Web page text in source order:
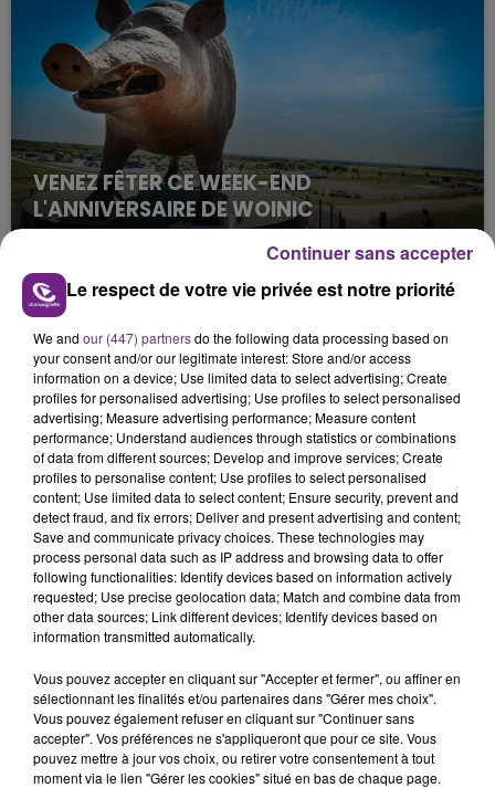
VENEZ FÊTER CE WEEK-END
L'ANNIVERSAIRE DE WOINIC
Ce samedi 8 août sera un grand jour :
l'anniversaire du plus gros sanglier du monde.
Une fête est donc organisée et vous êtes tous
conviés !
TITRES DIFFUSÉS
6h16
6h16
MYLES SMITH & NIALL HORAN
Drive Safe
6h11
6h11
FRERO DELAVEGA
Sweet Darling
6h08
6h08 6h04
6h04
Le respect de votre vie privée est notre priorité
We and our (447) partnersdo the following data processing based on
your consent and/or our legitimate interest: Store and/or access
information on a device; Use limited data to select advertising; Create
profiles for personalised advertising; Use profiles to select personalised
advertising; Measure advertising performance; Measure content
performance; Understand audiences through statistics or combinations
of data from different sources; Develop and improve services; Create
profiles to personalise content; Use profiles to select personalised
content; Use limited data to select content; Ensure security, prevent and
detect fraud, and fix errors; Deliver and present advertising and content;
Save and communicate privacy choices. These technologies may
process personal data such as IP address and browsing data to offer
following functionalities: Identify devices based on information actively
requested; Use precise geolocation data; Match and combine data from
other data sources; Link different devices; Identify devices based on
information transmitted automatically.
Vous pouvez accepter en cliquant sur "Accepter et fermer", ou affiner en
sélectionnant les finalités et/ou partenaires dans "Gérer mes choix".
Vous pouvez également refuser en cliquant sur "Continuer sans
accepter". Vos préférences ne s'appliqueront que pour ce site. Vous
pouvez mettre à jour vos choix, ou retirer votre consentement à tout
moment via le lien "Gérer les cookies" situé en bas de chaque page.
Continuer sans accepter